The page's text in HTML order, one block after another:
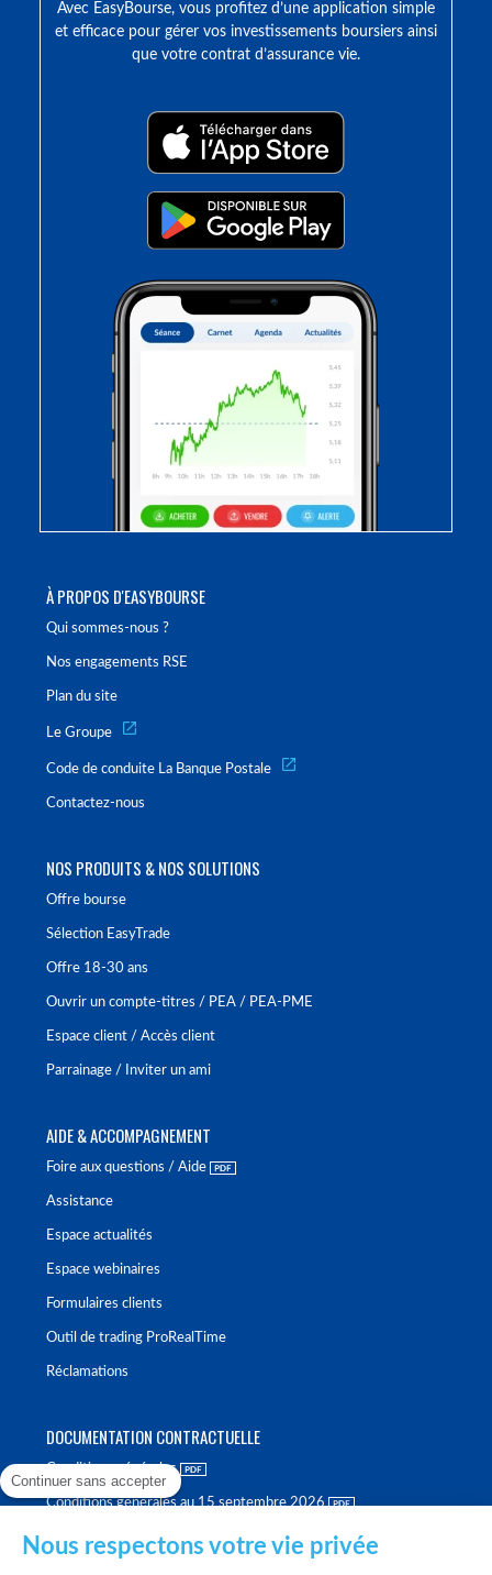
À PROPOS D'EASYBOURSE
Qui sommes-nous ?
Nos engagements RSE
Plan du site
Le Groupe
Code de conduite La Banque Postale
Contactez-nous
NOS PRODUITS & NOS SOLUTIONS
Offre bourse
Sélection EasyTrade
Offre 18-30 ans
Ouvrir un compte-titres / PEA / PEA-PME
Espace client / Accès client
Parrainage / Inviter un ami
AIDE & ACCOMPAGNEMENT
Foire aux questions / Aide
Assistance
Espace actualités
Espace webinaires
Formulaires clients
Outil de trading ProRealTime
Réclamations
DOCUMENTATION CONTRACTUELLE
Conditions générales
Conditions générales au 15 septembre 2026
Avec EasyBourse, vous profitez d’une application simple
et efficace pour gérer vos investissements boursiers ainsi
que votre contrat d’assurance vie.
Continuer sans accepter
Nous respectons votre vie privée